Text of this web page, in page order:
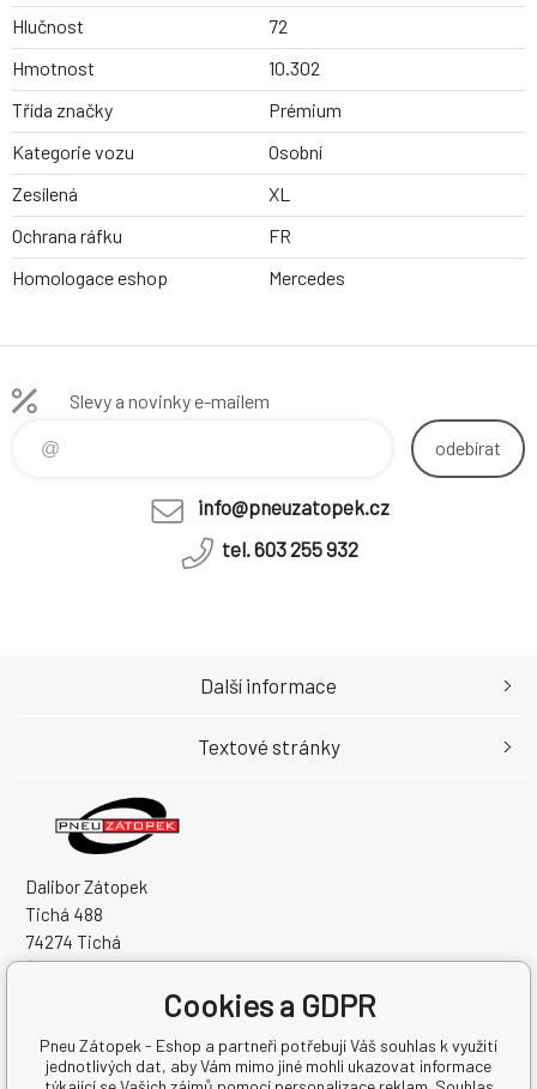
Hlučnost
72
Hmotnost
10.302
Třída značky
Prémium
Kategorie vozu
Osobní
Zesílená
XL
Ochrana ráfku
FR
Homologace eshop
Mercedes
Slevy a novinky e-mailem
odebírat
info@pneuzatopek.cz
tel. 603 255 932
Dalibor Zátopek
Tichá 488
74274 Tichá
Česká Republika
DIČ: CZ7504094994
Další informace
Textové stránky
Cookies a GDPR
Pneu Zátopek - Eshop a partneři potřebují Váš souhlas k využití
jednotlivých dat, aby Vám mimo jiné mohli ukazovat informace